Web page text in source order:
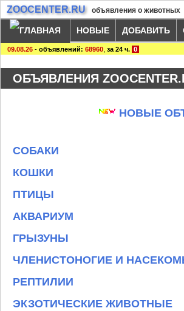
ZOOCENTER.RU объявления о животных
НОВЫЕ ДОБАВИТЬ
09.08.26 - объявлений: 68960 за 24 ч. 0
ОБЪЯВЛЕНИЯ
НОВЫЕ
СОБАКИ
КОШКИ
ПТИЦЫ
АКВАРИУМ
ГРЫЗУНЫ
ЧЛЕНИСТОНОГИЕ И
РЕПТИЛИИ
ЭКЗОТИЧЕСКИЕ ЖИВОТНЫЕ